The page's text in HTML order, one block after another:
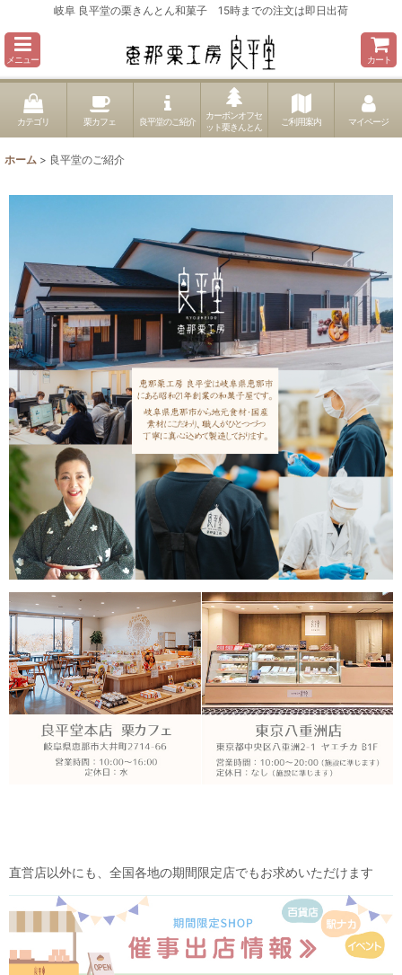
岐阜 良平堂の栗きんとん和菓子 15時までの注文は即日出荷
メニュー カート
カテゴリ 栗カフェ 良平堂のご紹介
カーボンオフセ
ット栗きんとん
ご利用案内 マイページ
ホーム > 良平堂のご紹介
直営店以外にも、全国各地の期間限定店でもお求めいただけます